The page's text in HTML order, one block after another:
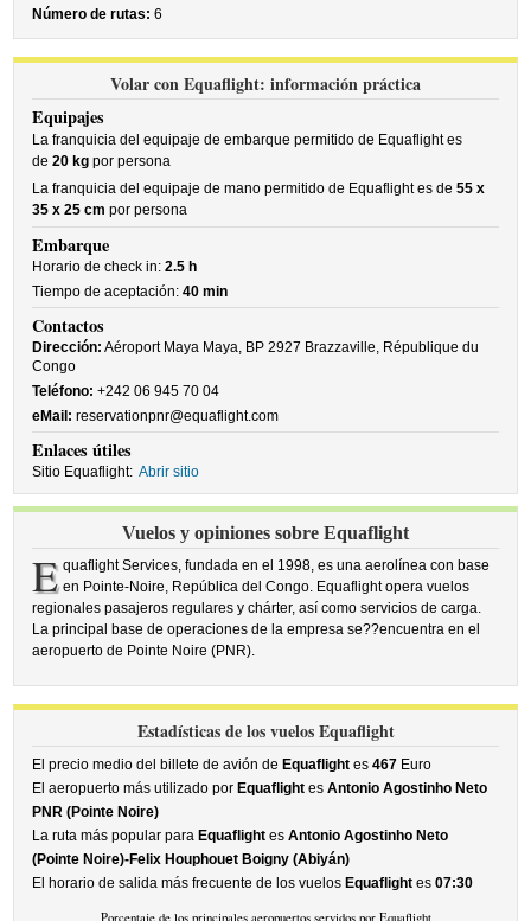
Número de rutas: 6
Volar con Equaflight: información práctica
Equipajes
La franquicia del equipaje de embarque permitido de Equaflight es
de20 kg por persona
La franquicia del equipaje de mano permitido de Equaflight es de55 x
35 x 25 cm por persona
Embarque
Horario de check in:2.5 h
Tiempo de aceptación:40 min
Contactos
Dirección: Aéroport Maya Maya, BP 2927 Brazzaville, République du
Congo
Teléfono: +242 06 945 70 04
eMail: reservationpnr@equaflight.com
Enlaces útiles
Sitio Equaflight: Abrir sitio
Vuelos y opiniones sobre Equaflight
E quaflight Services, fundada en el 1998, es una aerolínea con base
en Pointe-Noire, República del Congo. Equaflight opera vuelos
regionales pasajeros regulares y chárter, así como servicios de carga.
La principal base de operaciones de la empresa se??encuentra en el
aeropuerto de Pointe Noire (PNR).
Estadísticas de los vuelos Equaflight
El precio medio del billete de avión de Equaflight es467 Euro
El aeropuerto más utilizado por Equaflight esAntonio Agostinho Neto
PNR (Pointe Noire)
La ruta más popular para Equaflight esAntonio Agostinho Neto
(Pointe Noire)-Felix Houphouet Boigny (Abiyán)
El horario de salida más frecuente de los vuelos Equaflight es07:30
Porcentaje de los principales aeropuertos servidos por Equaflight